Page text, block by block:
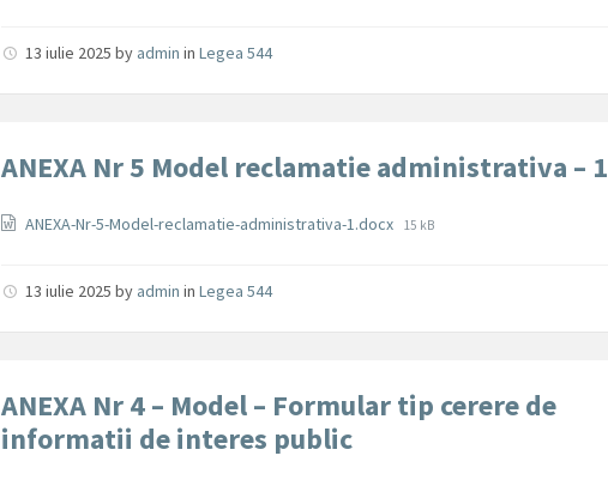
13 iulie 2025by admin inLegea 544
ANEXA Nr 5 Model reclamatie administrativa – 1
Documente
ANEXA-Nr-5-Model-reclamatie-administrativa-1.docx File
15 kB
13 iulie 2025by admin inLegea 544
ANEXA Nr 4 – Model – Formular tip cerere de
informatii de interes public